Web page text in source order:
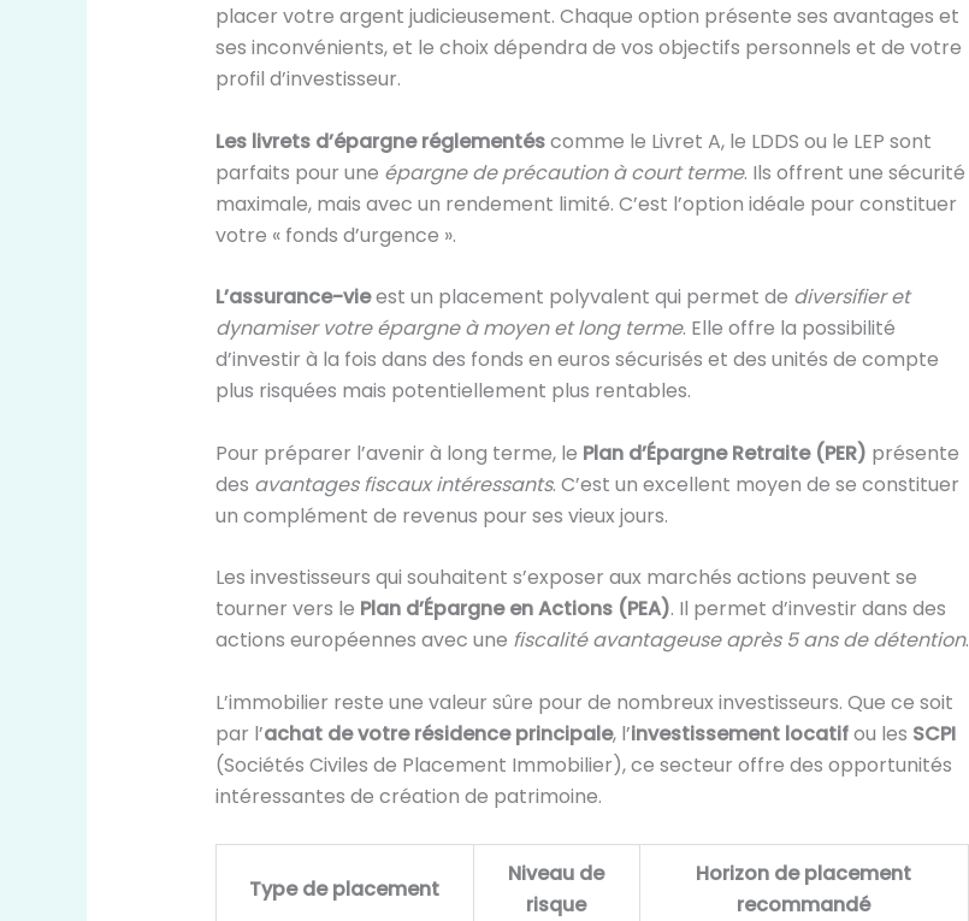
placer votre argent judicieusement. Chaque option présente ses avantages et
ses inconvénients, et le choix dépendra de vos objectifs personnels et de votre
profil d’investisseur.
Les livrets d’épargne réglementéscomme le Livret A, le LDDS ou le LEP sont
parfaits pour une épargne de précaution à court terme. Ils offrent une sécurité
maximale, mais avec un rendement limité. C’est l’option idéale pour constituer
votre « fonds d’urgence ».
L’assurance-vieest un placement polyvalent qui permet de diversifier et
dynamiser votre épargne à moyen et long terme. Elle offre la possibilité
d’investir à la fois dans des fonds en euros sécurisés et des unités de compte
plus risquées mais potentiellement plus rentables.
Pour préparer l’avenir à long terme, le Plan d’Épargne Retraite (PER) présente
des avantages fiscaux intéressants. C’est un excellent moyen de se constituer
un complément de revenus pour ses vieux jours.
Les investisseurs qui souhaitent s’exposer aux marchés actions peuvent se
tourner vers le Plan d’Épargne en Actions (PEA). Il permet d’investir dans des
actions européennes avec une fiscalité avantageuse après 5 ans de détention.
L’immobilier reste une valeur sûre pour de nombreux investisseurs. Que ce soit
par l’achat de votre résidence principale, l’investissement locatifou les SCPI
(Sociétés Civiles de Placement Immobilier), ce secteur offre des opportunités
intéressantes de création de patrimoine.
Type de placement
Niveau de
risque
Horizon de placement
recommandé